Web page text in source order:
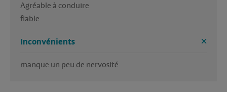
Agréable à conduire
fiable
Inconvénients
manque un peu de nervosité